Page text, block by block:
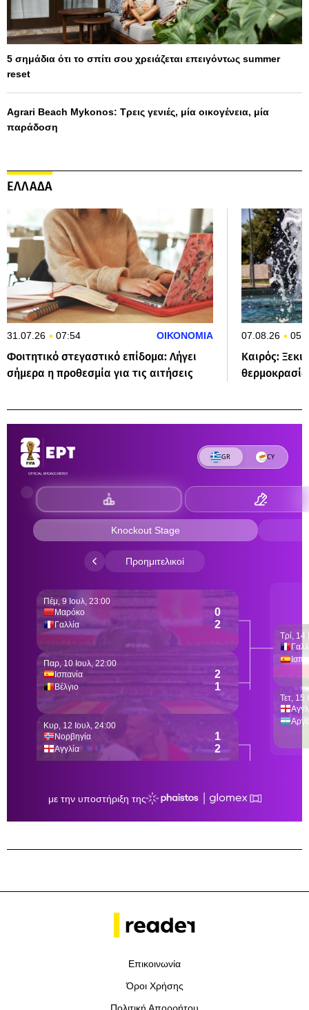
5 σημάδια ότι το σπίτι σου χρειάζεται επειγόντως summer
reset
Agrari Beach Mykonos: Τρεις γενιές, μία οικογένεια, μία
παράδοση
ΕΛΛΑΔΑ
31.07.26 07:54 ΟΙΚΟΝΟΜΙΑ
Φοιτητικό στεγαστικό επίδομα: Λήγει
σήμερα η προθεσμία για τις αιτήσεις
07.08.26
Καιρός:
Επικοινωνία
Όροι Χρήσης